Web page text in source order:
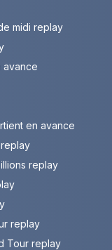
midi replay
avance
en avance
replay
replay
Tour replay